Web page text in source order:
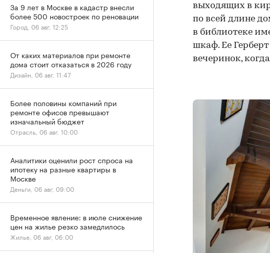
выходящих в
по всей длине
в библиотеке
шкаф. Ее
вечеринок,
00:00 /
За 9 лет в Москве в кадастр внесли
более 500 новостроек по реновации
Город, 06 авг, 12:25
От каких материалов при ремонте
дома стоит отказаться в 2026 году
Дизайн, 06 авг, 11:47
Более половины компаний при
ремонте офисов превышают
изначальный бюджет
Отрасль, 06 авг, 10:00
Аналитики оценили рост спроса на
ипотеку на разные квартиры в
Москве
Деньги, 06 авг, 09:00
Временное явление: в июле снижение
цен на жилье резко замедлилось
Жилье, 06 авг, 06:00